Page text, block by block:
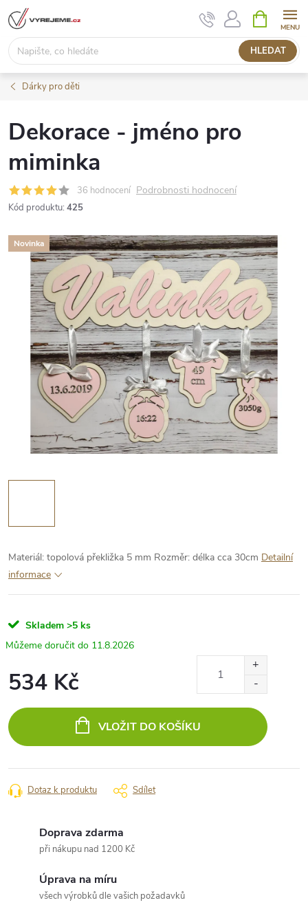
Přejít
na
obsah
HLEDAT
NÁKUPNÍ
KOŠÍK
Dárky pro děti
Dekorace - jméno pro
miminka
36 hodnocení Podrobnosti hodnocení
Kód produktu: 425
Novinka
Materiál: topolová překližka 5 mm Rozměr: délka cca 30cm Detailní
informace
Skladem >5 ks
11.8.2026
534 Kč
cena:
VLOŽIT DO KOŠÍKU
Dotaz k produktu Sdílet
Doprava zdarma
při nákupu nad 1200 Kč
Úprava na míru
všech výrobků dle vašich požadavků